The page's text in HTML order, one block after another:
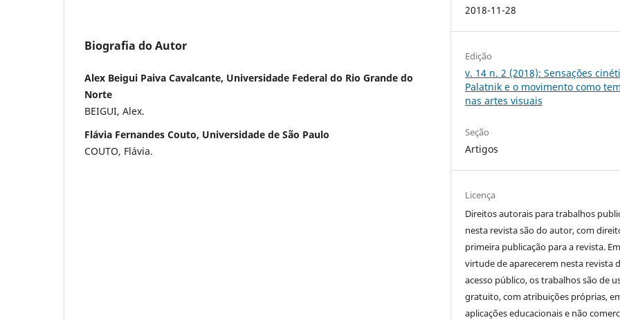
Biografia do Autor
Alex Beigui Paiva Cavalcante, Universidade Federal do Rio Grande do
Norte
BEIGUI, Alex.
Flávia Fernandes Couto, Universidade de São Paulo
COUTO, Flávia.
2018-11-28
Edição
v. 14 n. 2 (2018): Sensações
Palatnik e o movimento como
nas artes visuais
Seção
Artigos
Licença
Direitos autorais para trabalhos
nesta revista são do autor, com
primeira publicação para a revista. Em
virtude de aparecerem nesta revista
acesso público, os trabalhos são de
gratuito, com atribuições próprias,
aplicações educacionais e não